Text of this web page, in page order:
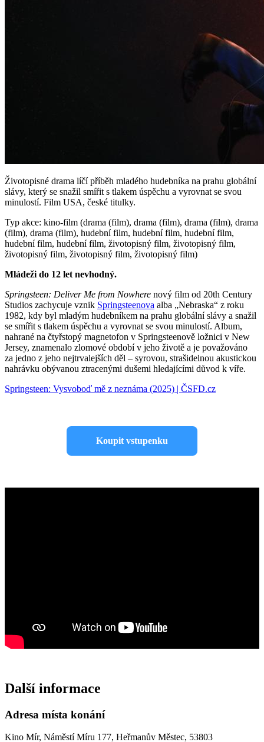
Životopisné drama líčí příběh mladého hudebníka na prahu globální
slávy, který se snažil smířit s tlakem úspěchu a vyrovnat se svou
minulostí. Film USA, české titulky.
Typ akce: kino-film (drama (film), drama (film), drama (film), drama
(film), drama (film), hudební film, hudební film, hudební film,
hudební film, hudební film, životopisný film, životopisný film,
životopisný film, životopisný film, životopisný film)
Mládeži do 12 let nevhodný.
Springsteen: Deliver Me from Nowhere nový film od 20th Century
Studios zachycuje vznik Springsteenova alba „Nebraska“ z roku
1982, kdy byl mladým hudebníkem na prahu globální slávy a snažil
se smířit s tlakem úspěchu a vyrovnat se svou minulostí. Album,
nahrané na čtyřstopý magnetofon v Springsteenově ložnici v New
Jersey, znamenalo zlomové období v jeho životě a je považováno
za jedno z jeho nejtrvalejších děl – syrovou, strašidelnou akustickou
nahrávku obývanou ztracenými dušemi hledajícími důvod k víře.
Springsteen: Vysvoboď mě z neznáma (2025) | ČSFD.cz
Koupit vstupenku
Další informace
Adresa místa konání
Kino Mír, Náměstí Míru 177, Heřmanův Městec, 53803